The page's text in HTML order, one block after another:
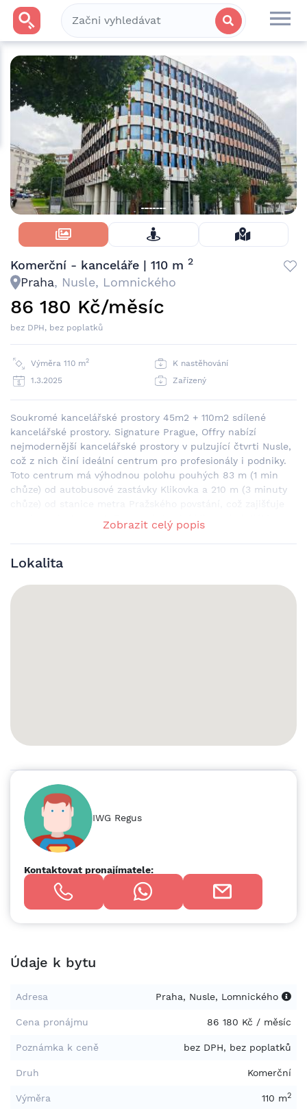
Skrýt Fotky
Komerční - kanceláře | 110 m 2
Praha, Nusle, Lomnického
86 180 Kč/měsíc
bez DPH, bez poplatků
Výměra 110 m2
K nastěhování
1.3.2025
Zařízený
Soukromé kancelářské prostory 45m2 + 110m2 sdílené
kancelářské prostory. Signature Prague, Offry nabízí
nejmodernější kancelářské prostory v pulzující čtvrti Nusle,
což z nich činí ideální centrum pro profesionály i podniky.
Toto centrum má výhodnou polohu pouhých 83 m (1 min
chůze) od autobusové zastávky Klikovka a 210 m (3 minuty
chůze) od stanice metra Pražského povstání, což zajišťuje
snadnou dostupnost. Pro mezinárodní klienty je letiště
Václava Havla Praha (PRG) vzdáleno pouhých 22 km, což
poskytuje vynikající spojení. V Signature Prague najdete
flexibilní možnosti pro všechny obchodní potřeby, včetně
místností a virtuálních kanceláří. Ať už hledáte soukromou
kancelář nebo sdílený pracovní prostor, toto centrum nabízí
už na jeden den, ale také na delší dobu a můžete si ji
přizpůsobit tak, aby perfektně vyhovovala vašim jedinečným
celém světě • Skvěle vyškolené týmy recepčních a podpory •
Zabezpečené špičkové technologie a připojení WiFi •
Tiskárny a možnost administrativní podpory • Úklid, energie
a zabezpečení • Místo u stolu na hodiny, dny nebo měsíce •
pravidelné networkingové a komunitní akce • Snadné
rezervace a správu účtu přes naši aplikaci • Přizpůsobitelné
flexibilní uspořádání • Možnost přesunu do větších prostor
nebo jiné pobočky podle potřeby • Kvalitní, ergonomický
nábytek • Přístup ke sdíleným pracovním prostorům o
rozloze 110 m2 navíc • Ceny již od 86180 Kč * Všechny
uvedené ceny odpovídají nejnižší možné ceně, která se
službách. * Pošlete nám dotaz
Zobrazit celý popis
Lokalita
IWG Regus
Kontaktovat pronajímatele:
Údaje k bytu
Adresa Praha, Nusle, Lomnického
Cena pronájmu 86 180 Kč / měsíc
Poznámka k ceně bez DPH, bez poplatků
Druh Komerční
Výměra 110 m2